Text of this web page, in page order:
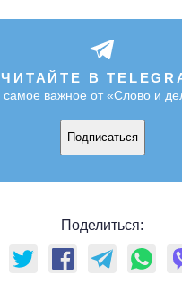
ЧИТАЙТЕ В
самое важное от «Слово и
Подписаться
Поделиться: